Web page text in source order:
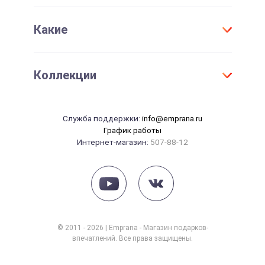
Активировать сертификат
Для детей
Юбилей
Свадьба
Рождение ребенка
Какие
Необычные
Сувениры
Коллекции
Фотосессия
Служба поддержки: info@emprana.ru
График работы
Интернет-магазин: 507-88-12
© 2011 - 2026 | Emprana - Магазин подарков-
впечатлений. Все права защищены.